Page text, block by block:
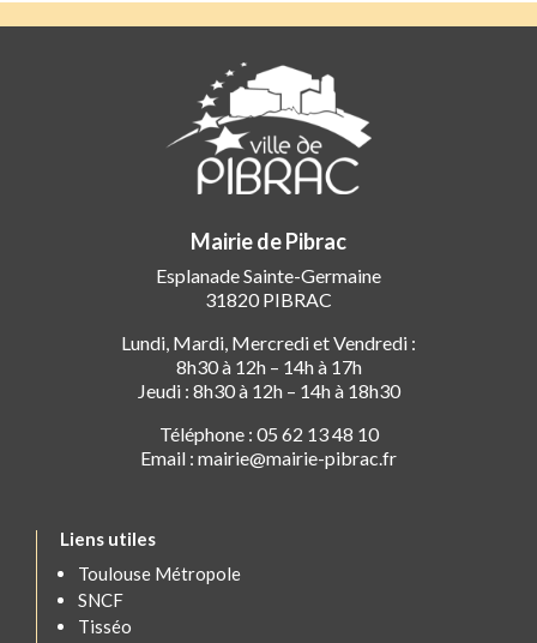
Mairie de Pibrac
Esplanade Sainte-Germaine
31820 PIBRAC
Lundi, Mardi, Mercredi et Vendredi :
8h30 à 12h – 14h à 17h
Jeudi : 8h30 à 12h – 14h à 18h30
Téléphone : 05 62 13 48 10
Email : mairie@mairie-pibrac.fr
Liens utiles
Toulouse Métropole
SNCF
Tisséo